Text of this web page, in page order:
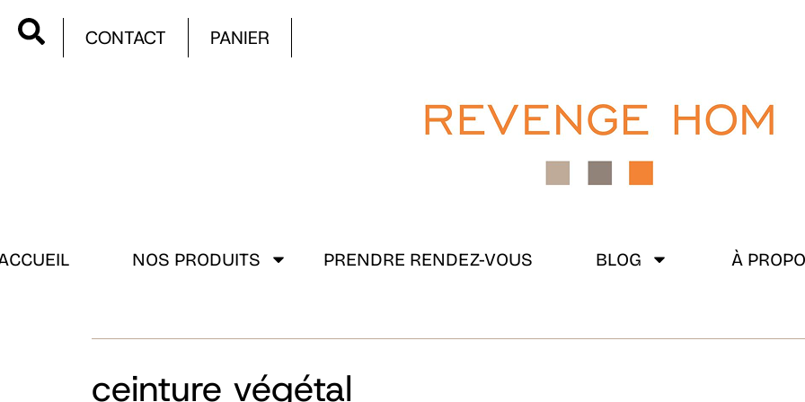
CONTACT PANIER
NOS PRODUITS PRENDRE RENDEZ-VOUS BLOG À
ceinture végétal